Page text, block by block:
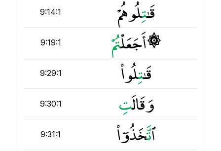
9:14:1 قَـٰتِلُوهُمْ
9:19:1 ۞ أَجَعَلْت
9:29:1 قَـٰتِلُوا۟
9:30:1 وَقَالَت
9:31:1 ٱتَّخَذُوٓا۟